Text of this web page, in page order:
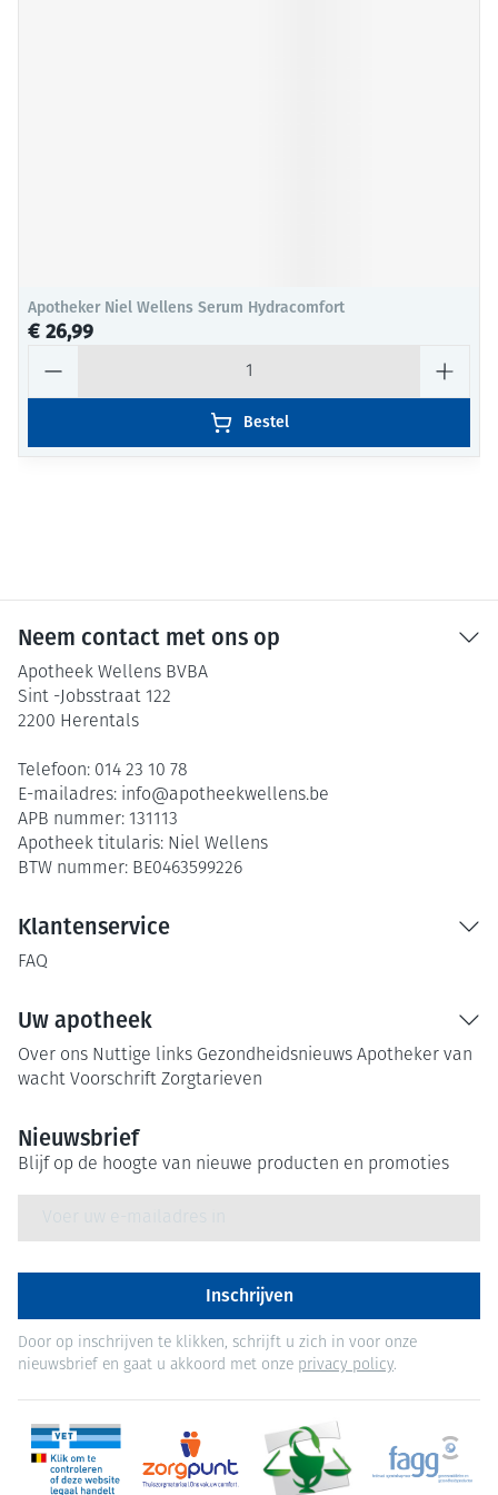
Apotheker Niel Wellens Serum Hydracomfort
€ 26,99
Bestel
Neem contact met ons op
Apotheek Wellens BVBA
Sint -Jobsstraat 122
2200 Herentals
Telefoon: 014 23 10 78
E-mailadres: info@apotheekwellens.be
APB nummer: 131113
Apotheek titularis: Niel Wellens
BTW nummer: BE0463599226
Klantenservice
FAQ
Uw apotheek
Over ons Nuttige links Gezondheidsnieuws Apotheker van
wacht Voorschrift Zorgtarieven
Nieuwsbrief
Blijf op de hoogte van nieuwe producten en promoties
Inschrijven
Door op inschrijven te klikken, schrijft u zich in voor onze
nieuwsbrief en gaat u akkoord met onze privacy policy.